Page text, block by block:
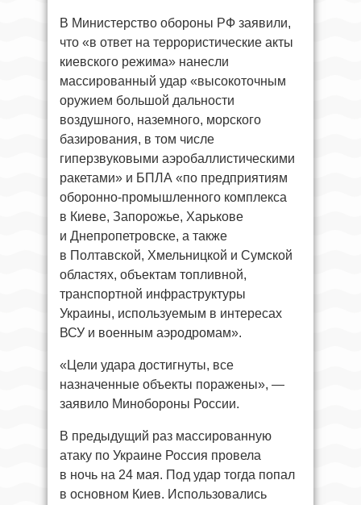
В Министерство обороны РФ заявили,
что «в ответ на террористические акты
киевского режима» нанесли
массированный удар «высокоточным
оружием большой дальности
воздушного, наземного, морского
базирования, в том числе
гиперзвуковыми аэробаллистическими
ракетами» и БПЛА «по предприятиям
оборонно-промышленного комплекса
в Киеве, Запорожье, Харькове
и Днепропетровске, а также
в Полтавской, Хмельницкой и Сумской
областях, объектам топливной,
транспортной инфраструктуры
Украины, используемым в интересах
ВСУ и военным аэродромам».
«Цели удара достигнуты, все
назначенные объекты поражены», —
заявило Минобороны России.
В предыдущий раз массированную
атаку по Украине Россия провела
в ночь на 24 мая. Под удар тогда попал
в основном Киев. Использовались